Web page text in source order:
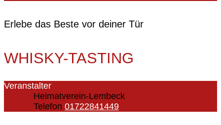
Erlebe das Beste vor deiner Tür
WHISKY-TASTING
Veranstalter
Heimatverein-Lembeck
Telefon 01722841449